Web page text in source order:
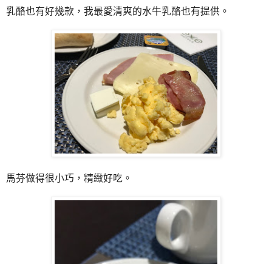
乳酪也有好幾款，我最愛清爽的水牛乳酪也有提供。
馬芬做得很小巧，精緻好吃。